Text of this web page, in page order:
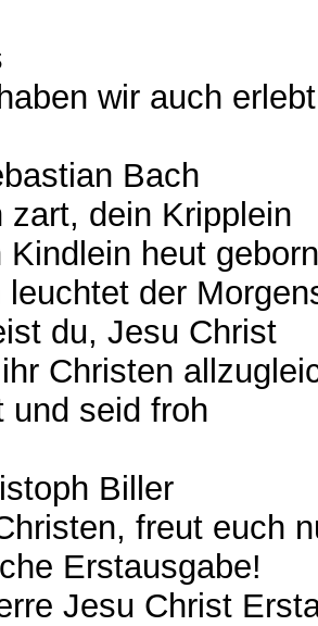
wir auch erlebt
Bach
zart, dein Kripplein
Kindlein heut geborn
der
du, Jesu Christ
Christen
und seid froh
Biller
freut euch
Erstausgabe!
Jesu Christ